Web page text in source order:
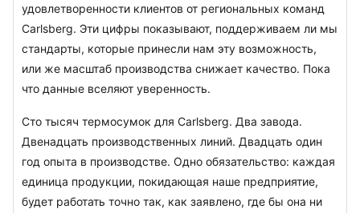
удовлетворенности клиентов от региональных команд
Carlsberg. Эти цифры показывают, поддерживаем ли мы
стандарты, которые принесли нам эту возможность,
или же масштаб производства снижает качество. Пока
что данные вселяют уверенность.
Сто тысяч термосумок для Carlsberg. Два завода.
Двенадцать производственных линий. Двадцать один
год опыта в производстве. Одно обязательство: каждая
единица продукции, покидающая наше предприятие,
будет работать точно так, как заявлено, где бы она ни